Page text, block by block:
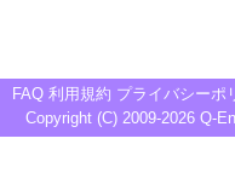
FAQ 利用規約 プライバシーポ
Copyright (C) 2009-2026 Q-